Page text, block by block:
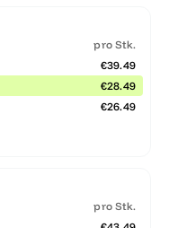
pro Stk.
€39.49
€28.49
€26.49
pro Stk.